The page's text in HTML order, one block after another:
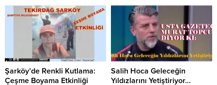
Şarköy’de Renkli Kutlama:
Çeşme Boyama Etkinliği
Salih Hoca Geleceğin
Yıldızlarını Yetiştiriyor…